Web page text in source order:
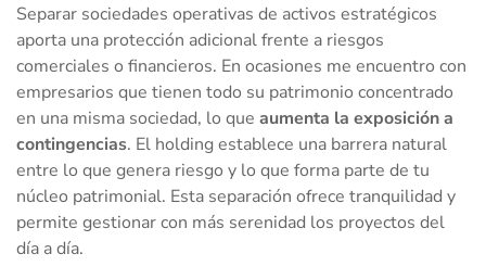
Separar sociedades operativas de activos estratégicos
aporta una protección adicional frente a riesgos
comerciales o financieros. En ocasiones me encuentro con
empresarios que tienen todo su patrimonio concentrado
en una misma sociedad, lo que aumenta la exposición a
contingencias. El holding establece una barrera natural
entre lo que genera riesgo y lo que forma parte de tu
núcleo patrimonial. Esta separación ofrece tranquilidad y
permite gestionar con más serenidad los proyectos del
día a día.